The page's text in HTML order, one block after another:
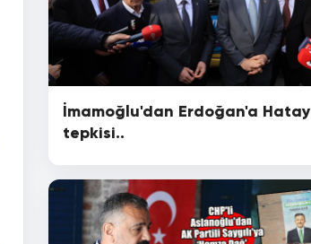
İmamoğlu'dan Erdoğan'a Hatay
tepkisi..